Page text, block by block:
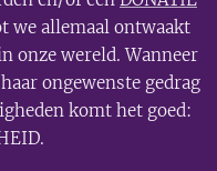
we allemaal ontwaakt
onze wereld. Wanneer
ongewenste gedrag
komt het goed: